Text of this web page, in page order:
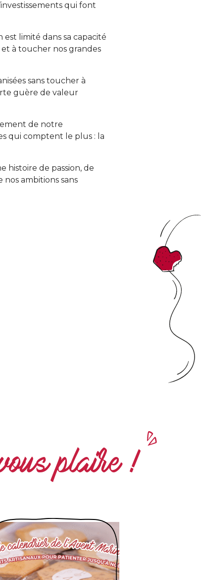
qui font
limité dans sa capacité
à toucher nos grandes
sans toucher à
guère de valeur
de notre
qui comptent le plus : la
histoire de passion, de
ambitions sans
plaire !